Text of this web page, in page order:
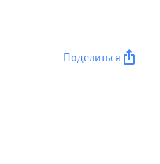
Поделиться